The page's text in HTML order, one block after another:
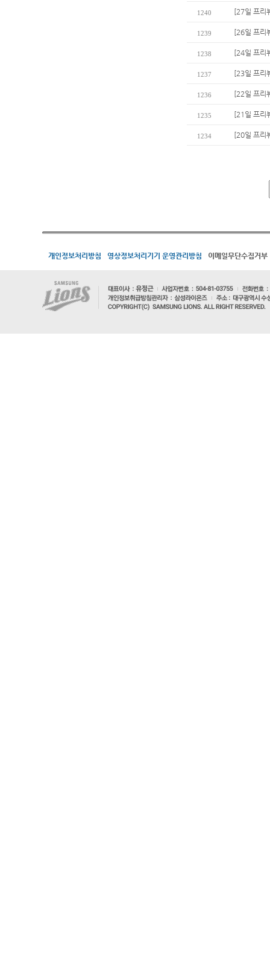
1240 [27일 프리
1239 [26일 프리
1238 [24일 프리
1237 [23일 프리
1236 [22일 프리
1235 [21일 프리
1234 [20일 프리
개인정보처리방침 영상정보처리기기 운영관리방침 이메일무단수집거부